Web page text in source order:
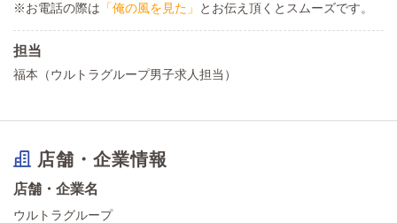
※お電話の際は 「俺の風を見た」 とお伝え頂くとスムーズです。
担当
福本（ウルトラグループ男子求人担当）
店舗・企業情報
店舗・企業名
ウルトラグループ